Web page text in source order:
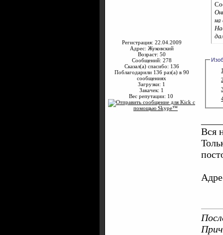
Регистрация: 22.04.2009
Адрес: Жуковский
Возраст: 50
Сообщений: 278
Сказал(а) спасибо: 136
Поблагодарили 136 раз(а) в 90
сообщениях
Загрузки: 1
Закачек: 1
Вес репутации: 10
на
Вся